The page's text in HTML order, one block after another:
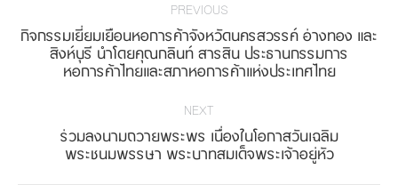
navigation
PREVIOUS
Previous
post:
กิจกรรมเยี่ยมเยือนหอการค้าจังหวัดนครสวรรค์ อ่างทอง และ
สิงห์บุรี นำโดยคุณกลินท์ สารสิน ประธานกรรมการ
หอการค้าไทยและสภาหอการค้าแห่งประเทศไทย
NEXT
Next
post:
ร่วมลงนามถวายพระพร เนื่องในโอกาสวันเฉลิม
พระชนมพรรษา พระบาทสมเด็จพระเจ้าอยู่หัว